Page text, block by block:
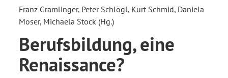
Franz Gramlinger, Peter Schlögl, Kurt Schmid, Daniela
Moser, Michaela Stock (Hg.)
Berufsbildung, eine
Renaissance?